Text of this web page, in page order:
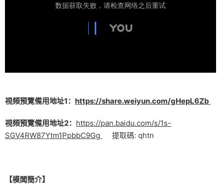
視頻預覽備用地址1： https://share.weiyun.com/gHepL6Zb
視頻預覽備用地址2： https://pan.baidu.com/s/1s-
SGV4RW87Ytm1PpbbC9Gg
提取碼: qhtn
【模闆簡介】